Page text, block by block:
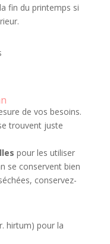
fin du printemps si
de vos besoins.
trouvent juste
pour les utiliser
se conservent bien
conservez-
hirtum) pour la